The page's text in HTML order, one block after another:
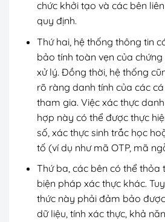
chức khởi tạo và các bên
quy định.
Thứ hai, hệ thống thông tin
bảo tính toàn vẹn của
xử lý. Đồng thời, hệ thống
rõ ràng danh tính của các
tham gia. Việc xác thực
hợp này có thể được thực
số, xác thực sinh trắc học
tố (ví dụ như mã OTP, mã
Thứ ba, các bên có thể thỏa
biện pháp xác thực khác.
thức này phải đảm bảo
dữ liệu, tính xác thực, khả